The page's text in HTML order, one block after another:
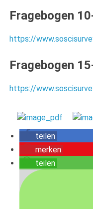
Fragebogen
https://
Fragebogen
https://
teilen
merken
teilen